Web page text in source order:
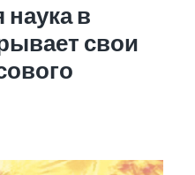
в
свои